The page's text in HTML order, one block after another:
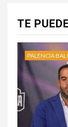
TE
PALENCIA